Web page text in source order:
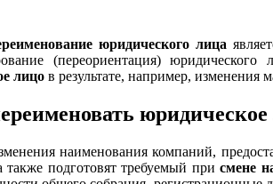
юридического лица
(переориентация)
лицо в результате, например, изменения
юридическое
наименования компаний,
также подготовят требуемый при смене